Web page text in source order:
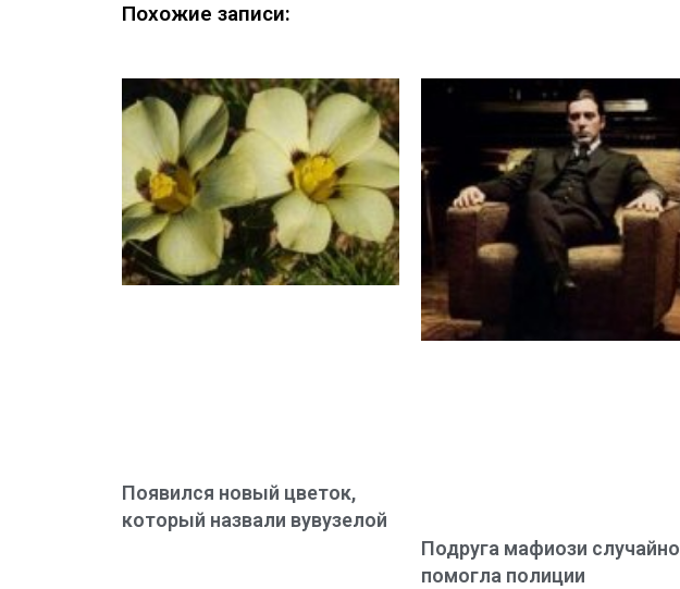
Похожие записи:
Появился новый цветок,
который назвали вувузелой
Подруга мафиози случайно
помогла полиции